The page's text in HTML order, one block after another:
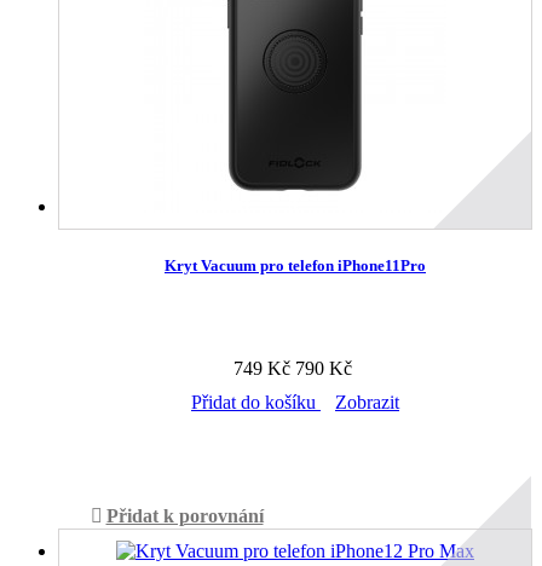
Kryt Vacuum pro telefon iPhone11Pro
749 Kč 790 Kč
Přidat do košíku
Zobrazit
Přidat k porovnání